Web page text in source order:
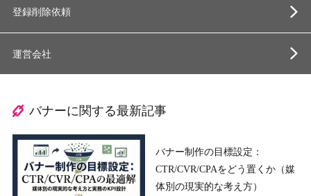
登録削除依頼
運営会社
バナーに関する最新記事
バナー制作の目標設定：
CTR/CVR/CPAをどう置くか（媒
体別の現実的な考え方）